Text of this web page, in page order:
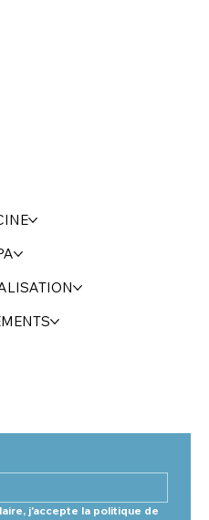
j'accepte la politique de